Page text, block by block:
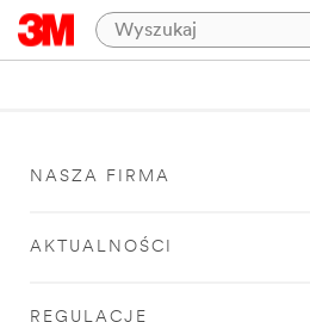
NASZA FIRMA
AKTUALNOŚCI
REGULACJE